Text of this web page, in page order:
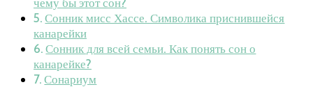
Сонник мисс Хассе. Символика приснившейся
канарейки
Сонник для всей семьи. Как понять сон о
канарейке?
Сонариум